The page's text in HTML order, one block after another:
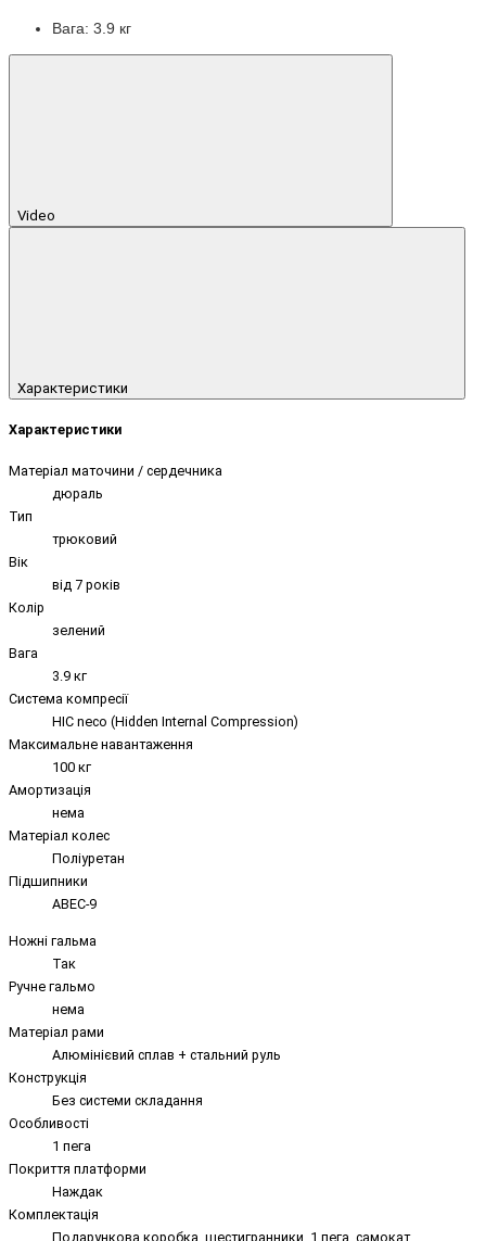
Вага: 3.9 кг
Video
Характеристики
Характеристики
Матеріал маточини / сердечника
дюраль
Тип
трюковий
Вік
від 7 років
Колір
зелений
Вага
3.9 кг
Система компресії
HIC neco (Hidden Internal Compression)
Максимальне навантаження
100 кг
Амортизація
нема
Матеріал колес
Поліуретан
Підшипники
ABEC-9
Ножні гальма
Так
Ручне гальмо
нема
Матеріал рами
Алюмінієвий сплав + стальний руль
Конструкція
Без системи складання
Особливості
1 пега
Покриття платформи
Наждак
Комплектація
Подарункова коробка, шестигранники, 1 пега, самокат